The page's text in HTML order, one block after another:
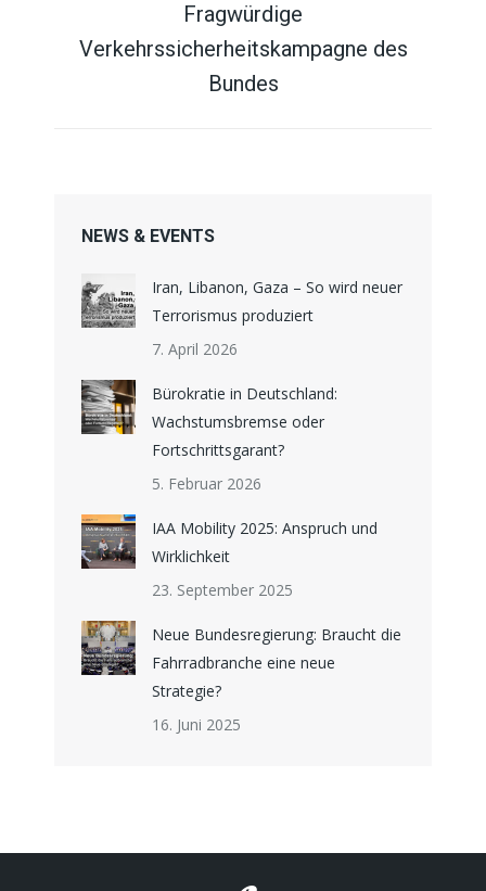
Nächster
Beitrag:
Fragwürdige
Verkehrssicherheitskampagne des
Bundes
NEWS & EVENTS
Iran, Libanon, Gaza – So wird neuer
Terrorismus produziert
7. April 2026
Bürokratie in Deutschland:
Wachstumsbremse oder
Fortschrittsgarant?
5. Februar 2026
IAA Mobility 2025: Anspruch und
Wirklichkeit
23. September 2025
Neue Bundesregierung: Braucht die
Fahrradbranche eine neue
Strategie?
16. Juni 2025